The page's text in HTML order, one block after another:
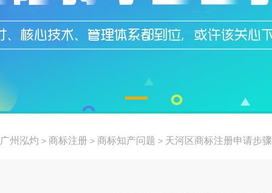
广州泓灼 > 商标注册 > 商标知产问题 > 天河区商标注册申请步